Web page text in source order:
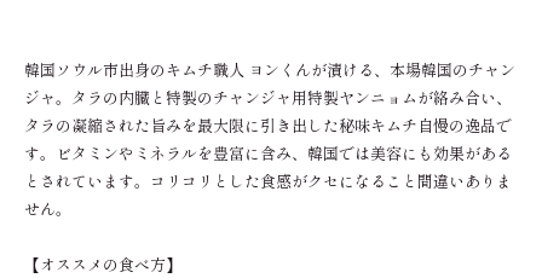
韓国ソウル市出身のキムチ職人 ヨンくんが漬ける、本場韓国のチャン
ジャ。タラの内臓と特製のチャンジャ用特製ヤンニョムが絡み合い、
タラの凝縮された旨みを最大限に引き出した秘味キムチ自慢の逸品で
す。ビタミンやミネラルを豊富に含み、韓国では美容にも効果がある
とされています。コリコリとした食感がクセになること間違いありま
せん。
【オススメの食べ方】